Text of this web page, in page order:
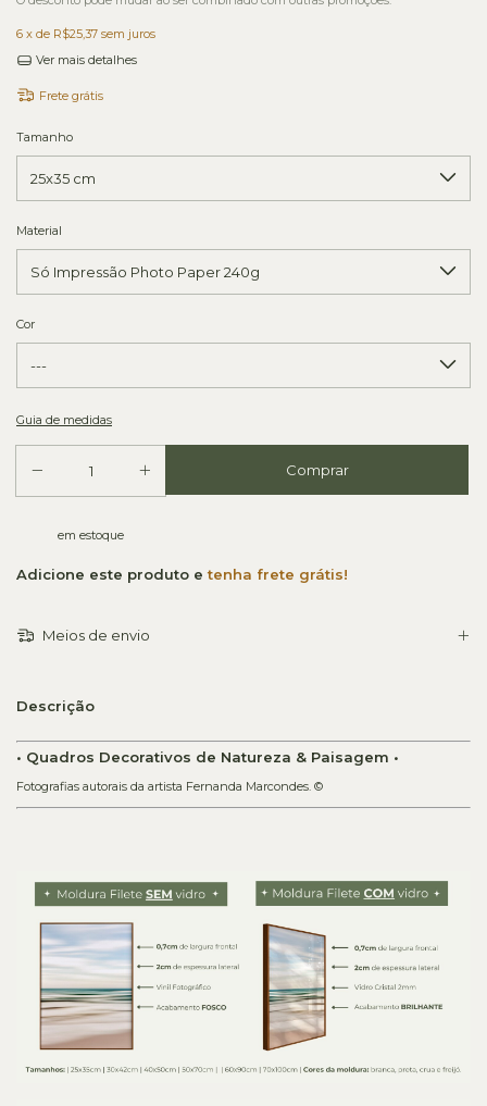
6 x de R$25,37 sem juros
Ver mais detalhes
Frete grátis
Tamanho
Material
Cor
Guia de medidas
em estoque
Adicione este produto etenha frete grátis!
Meios de envio
Descrição
• Quadros Decorativos de Natureza & Paisagem •
Fotografias autorais da artista Fernanda Marcondes. ©